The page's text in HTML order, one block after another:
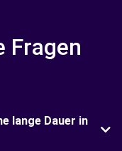
Fragen
lange Dauer in